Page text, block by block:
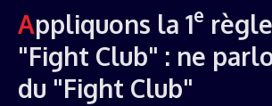
Appliquons la 1e
"Fight Club" : ne
du "Fight Club"